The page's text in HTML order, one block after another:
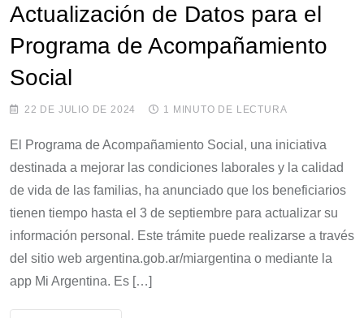
Actualización de Datos para el
Programa de Acompañamiento
Social
22 DE JULIO DE 2024 1 MINUTO DE LECTURA
El Programa de Acompañamiento Social, una iniciativa
destinada a mejorar las condiciones laborales y la calidad
de vida de las familias, ha anunciado que los beneficiarios
tienen tiempo hasta el 3 de septiembre para actualizar su
información personal. Este trámite puede realizarse a través
del sitio web argentina.gob.ar/miargentina o mediante la
app Mi Argentina. Es […]